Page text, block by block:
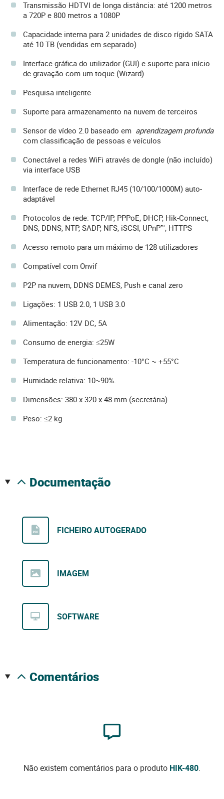
Transmissão HDTVI de longa distância: até 1200 metros
a 720P e 800 metros a 1080P
Capacidade interna para 2 unidades de disco rígido SATA
até 10 TB (vendidas em separado)
Interface gráfica do utilizador (GUI) e suporte para início
de gravação com um toque (Wizard)
Pesquisa inteligente
Suporte para armazenamento na nuvem de terceiros
Sensor de vídeo 2.0 baseado em aprendizagem profunda
com classificação de pessoas e veículos
Conectável a redes WiFi através de dongle (não incluído)
via interface USB
Interface de rede Ethernet RJ45 (10/100/1000M) auto-
adaptável
Protocolos de rede: TCP/IP, PPPoE, DHCP, Hik-Connect,
DNS, DDNS, NTP, SADP, NFS, iSCSI, UPnP™, HTTPS
Acesso remoto para um máximo de 128 utilizadores
Compatível com Onvif
P2P na nuvem, DDNS DEMES, Push e canal zero
Ligações: 1 USB 2.0, 1 USB 3.0
Alimentação: 12V DC, 5A
Consumo de energia: ≤25W
Temperatura de funcionamento: -10°C ~ +55°C
Humidade relativa: 10~90%.
Dimensões: 380 x 320 x 48 mm (secretária)
Peso: ≤2 kg
documentação
FICHEIRO AUTOGERADO
IMAGEM
SOFTWARE
comentários
Não existem comentários para o produto HIK-480.